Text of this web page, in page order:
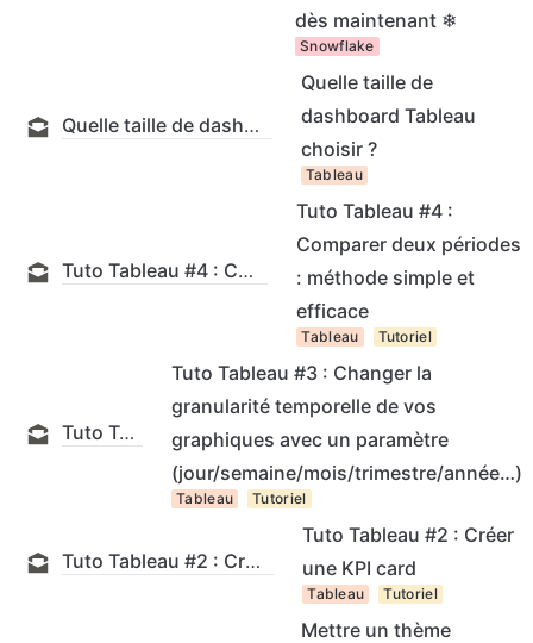
dès maintenant ❄
Snowflake
Quelle taille de dashboard Tableau choisir ?
Quelle taille de
dashboard Tableau
choisir ?
Tableau
Tuto Tableau #4 : Comparer deux périodes : méthode simple et efficace
Tuto Tableau #4 :
Comparer deux périodes
: méthode simple et
efficace
Tableau Tutoriel
Tuto Tableau #3 : Changer la granularité temporelle de vos graphiques avec un paramètre (jour/semaine/mois/trimestre/année…)
Tuto Tableau #3 : Changer la
granularité temporelle de vos
graphiques avec un paramètre
(jour/semaine/mois/trimestre/année…)
Tableau Tutoriel
Tuto Tableau #2 : Créer une KPI card
Tuto Tableau #2 : Créer
une KPI card
Tableau Tutoriel
Mettre un thème